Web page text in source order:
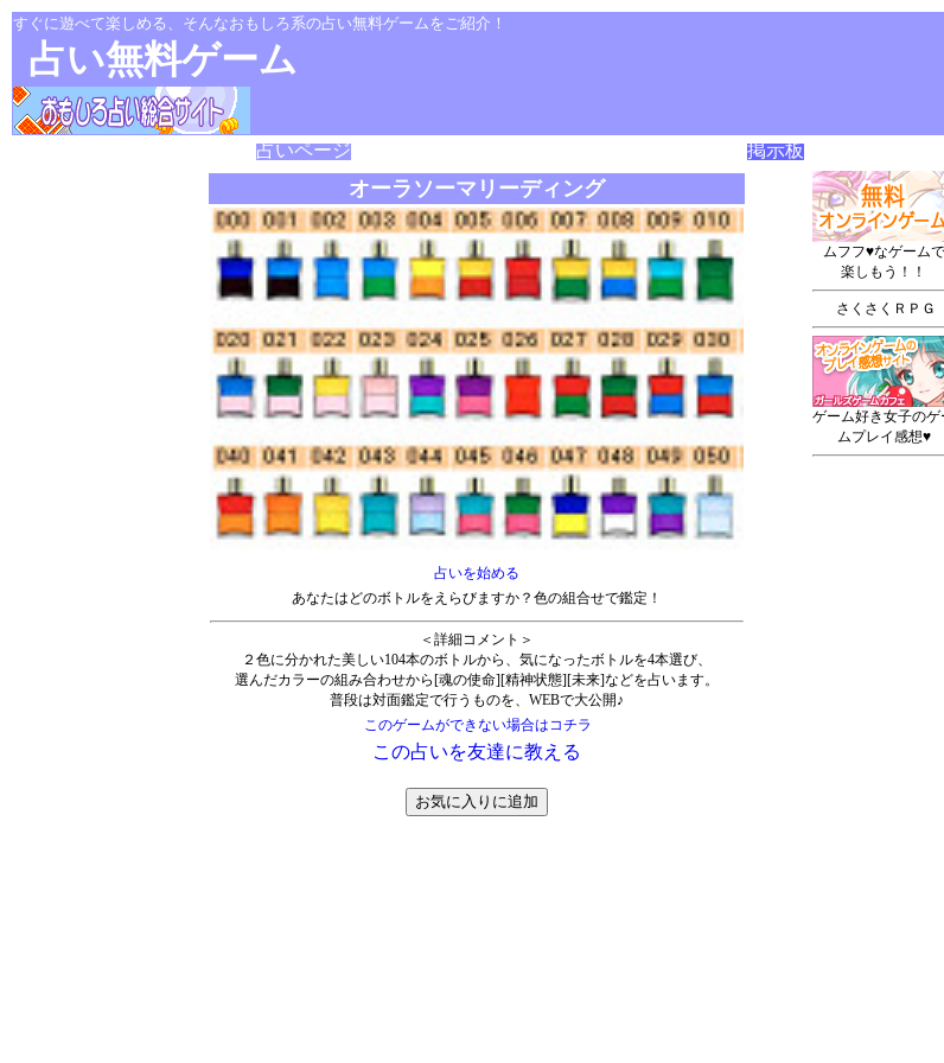
すぐに遊べて楽しめる、そんなおもしろ系の占い無料ゲームをご紹介！
占い無料ゲーム
占いページ 掲示板
オーラソーマリーディング
占いを始める
あなたはどのボトルをえらびますか？色の組合せで鑑定！
＜詳細コメント＞
２色に分かれた美しい104本のボトルから、気になったボトルを4本選び、
選んだカラーの組み合わせから[魂の使命][精神状態][未来]などを占います。
普段は対面鑑定で行うものを、WEBで大公開♪
このゲームができない場合はコチラ
この占いを友達に教える
ムフフ♥なゲームで
楽しもう！！
さくさくＲＰＧ
ゲーム好き女子のゲ
ムプレイ感想♥